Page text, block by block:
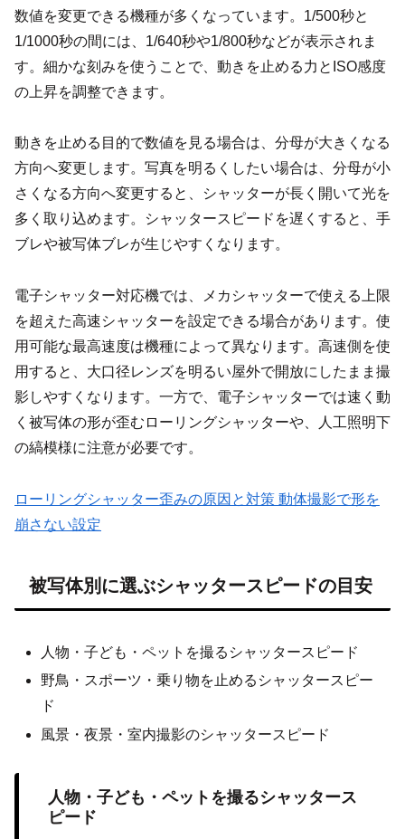
数値を変更できる機種が多くなっています。1/500秒と
1/1000秒の間には、1/640秒や1/800秒などが表示されま
す。細かな刻みを使うことで、動きを止める力とISO感度
の上昇を調整できます。
動きを止める目的で数値を見る場合は、分母が大きくなる
方向へ変更します。写真を明るくしたい場合は、分母が小
さくなる方向へ変更すると、シャッターが長く開いて光を
多く取り込めます。シャッタースピードを遅くすると、手
ブレや被写体ブレが生じやすくなります。
電子シャッター対応機では、メカシャッターで使える上限
を超えた高速シャッターを設定できる場合があります。使
用可能な最高速度は機種によって異なります。高速側を使
用すると、大口径レンズを明るい屋外で開放にしたまま撮
影しやすくなります。一方で、電子シャッターでは速く動
く被写体の形が歪むローリングシャッターや、人工照明下
の縞模様に注意が必要です。
ローリングシャッター歪みの原因と対策 動体撮影で形を
崩さない設定
被写体別に選ぶシャッタースピードの目安
人物・子ども・ペットを撮るシャッタースピード
野鳥・スポーツ・乗り物を止めるシャッタースピー
ド
風景・夜景・室内撮影のシャッタースピード
人物・子ども・ペットを撮るシャッタース
ピード